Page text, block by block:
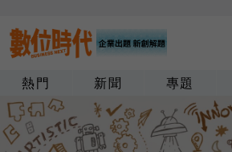
熱門 新聞 專題